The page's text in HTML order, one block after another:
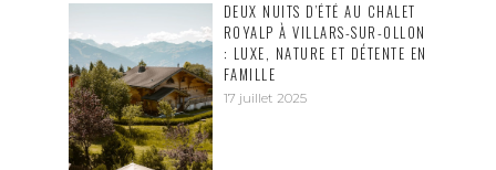
DEUX NUITS D’ÉTÉ AU CHALET
ROYALP À VILLARS-SUR-OLLON
: LUXE, NATURE ET DÉTENTE EN
FAMILLE
17 juillet 2025